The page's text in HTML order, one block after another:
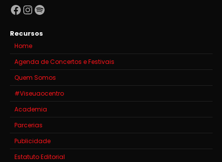
Facebook
Instagram
Spotify
Recursos
Home
Agenda de Concertos e Festivais
Quem Somos
#Viseuaocentro
Academia
Parcerias
Publicidade
Estatuto Editorial